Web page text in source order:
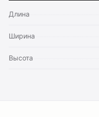
Длина
Ширина
Высота